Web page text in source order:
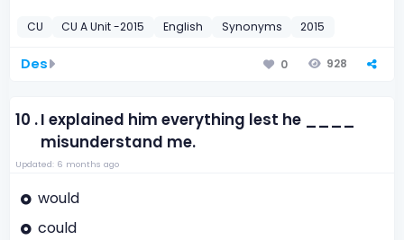
CU CU A Unit -2015 English Synonyms 2015
Des 0 928
10 .I explained him everything lest he ____
misunderstand me.
Updated: 6 months ago
would
could